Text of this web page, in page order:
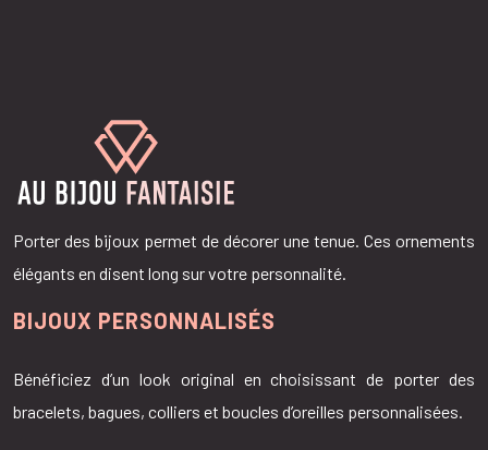
Porter des bijoux permet de décorer une tenue. Ces ornements
élégants en disent long sur votre personnalité.
BIJOUX PERSONNALISÉS
Bénéficiez d’un look original en choisissant de porter des
bracelets, bagues, colliers et boucles d’oreilles personnalisées.